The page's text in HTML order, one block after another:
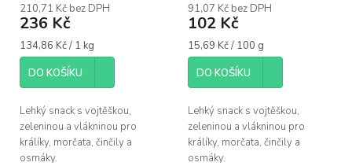
210,71 Kč bez DPH
236 Kč
Měrná
cena:
134,86 Kč / 1 kg
DO KOŠÍKU
Lehký snack s vojtěškou,
zeleninou a vlákninou pro
králíky, morčata, činčily a
osmáky.
91,07 Kč bez DPH
102 Kč
Měrná
cena:
15,69 Kč / 100 g
DO KOŠÍKU
Lehký snack s vojtěškou,
zeleninou a vlákninou pro
králíky, morčata, činčily a
osmáky.